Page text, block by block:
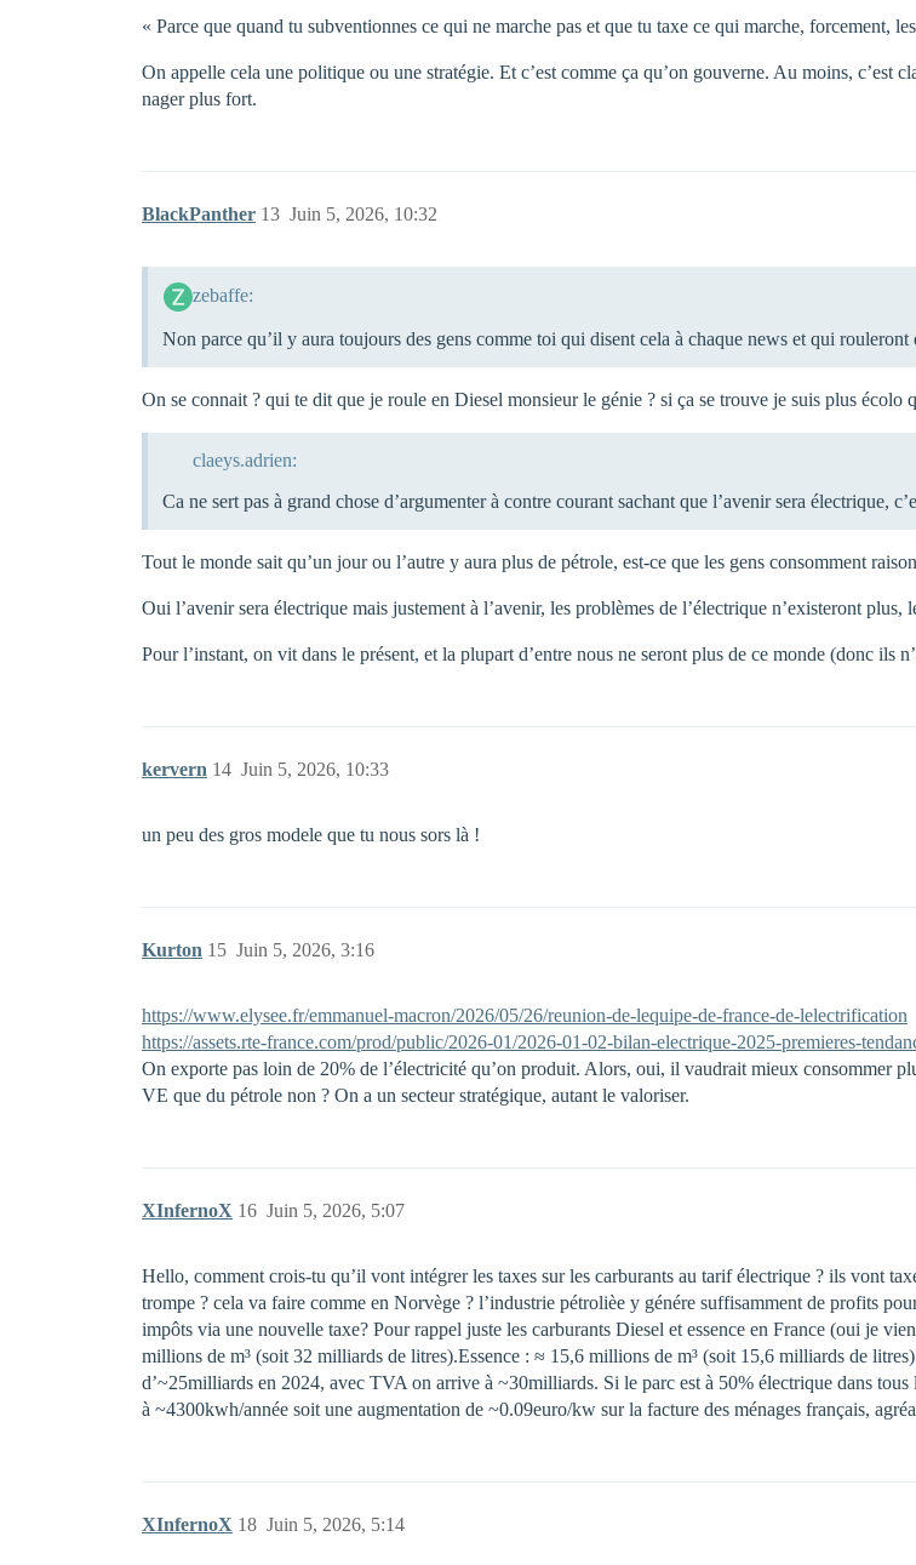
« Parce que quand tu subventionnes ce qui ne marche pas et que tu taxe ce qui marche, forcement,
On appelle cela une politique ou une stratégie. Et c’est comme ça qu’on gouverne. Au moins, c’est
nager plus fort.
BlackPanther Juin 5, 2026, 10:32
13
zebaffe:
Non parce qu’il y aura toujours des gens comme toi qui disent cela à chaque news et qui
On se connait ? qui te dit que je roule en Diesel monsieur le génie ? si ça se trouve je suis plus
claeys.adrien:
Ca ne sert pas à grand chose d’argumenter à contre courant sachant que l’avenir sera électrique,
Tout le monde sait qu’un jour ou l’autre y aura plus de pétrole, est-ce que les gens consomment
Oui l’avenir sera électrique mais justement à l’avenir, les problèmes de l’électrique n’existeront
Pour l’instant, on vit dans le présent, et la plupart d’entre nous ne seront plus de ce monde (donc ils
kervern Juin 5, 2026, 10:33
14
un peu des gros modele que tu nous sors là !
Kurton Juin 5, 2026, 3:16
15
https://www.elysee.fr/emmanuel-macron/2026/05/26/reunion-de-lequipe-de-france-de-lelectrification
https://assets.rte-france.com/prod/public/2026-01/2026-01-02-bilan-electrique-2025-premieres-
On exporte pas loin de 20% de l’électricité qu’on produit. Alors, oui, il vaudrait mieux consommer
VE que du pétrole non ? On a un secteur stratégique, autant le valoriser.
XInfernoX Juin 5, 2026, 5:07
16
Hello, comment crois-tu qu’il vont intégrer les taxes sur les carburants au tarif électrique ? ils vont
trompe ? cela va faire comme en Norvège ? l’industrie pétrolièe y génére suffisamment de profits
impôts via une nouvelle taxe? Pour rappel juste les carburants Diesel et essence en France (oui je
millions de m³ (soit 32 milliards de litres).Essence : ≈ 15,6 millions de m³ (soit 15,6 milliards de
d’~25milliards en 2024, avec TVA on arrive à ~30milliards. Si le parc est à 50% électrique dans
à ~4300kwh/année soit une augmentation de ~0.09euro/kw sur la facture des ménages français,
XInfernoX Juin 5, 2026, 5:14
18